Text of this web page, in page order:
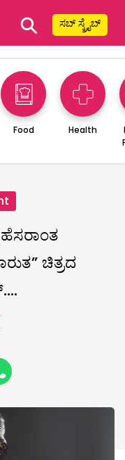
⚲ ಸಬ್ ಸ್ಕ್ರೈಬ್
Food Health
ಹೆಸರಾಂತ
ಚಿತ್ರದ